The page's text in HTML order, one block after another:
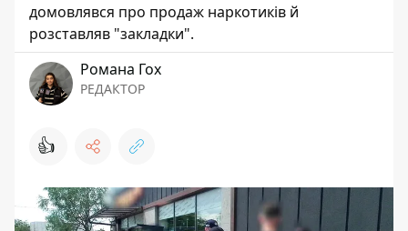
домовлявся про продаж наркотиків й
розставляв "закладки".
Романа Гох
РЕДАКТОР
👍